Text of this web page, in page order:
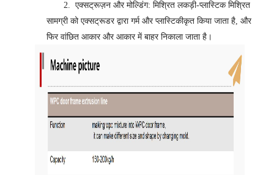
2. एक्सट्रूज़न और मोल्डिंग: मिश्रित लकड़ी-प्लास्टिक मिश्रित
सामग्री को एक्सट्रूडर द्वारा गर्म और प्लास्टिकीकृत किया जाता है, और
फिर वांछित आकार और आकार में बाहर निकाला जाता है।